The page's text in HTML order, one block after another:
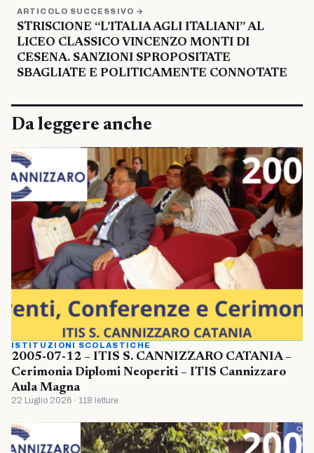
ARTICOLO SUCCESSIVO →
STRISCIONE “L’ITALIA AGLI ITALIANI” AL
LICEO CLASSICO VINCENZO MONTI DI
CESENA. SANZIONI SPROPOSITATE
SBAGLIATE E POLITICAMENTE CONNOTATE
Da leggere anche
ISTITUZIONI SCOLASTICHE
2005-07-12 – ITIS S. CANNIZZARO CATANIA –
Cerimonia Diplomi Neoperiti – ITIS Cannizzaro
Aula Magna
22 Luglio 2026 · 118 letture